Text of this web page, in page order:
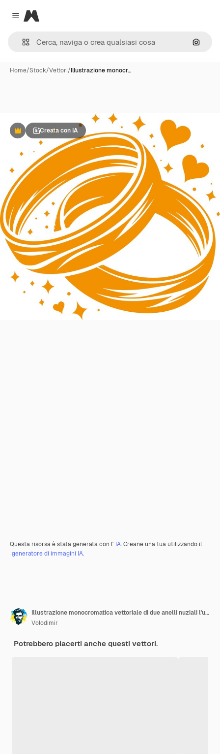
Close menu
Magnific
Cerca
Home/Stock/Vettori/Illustrazione monocr…
PremiumCreata con IA
Questa risorsa è stata generata con l' IA. Creane una tua utilizzando il
generatore di immagini IA.
Illustrazione monocromatica vettoriale di due anelli nuziali l'uno accanto all'altro su uno sfondo trasparente
Volodimir
Potrebbero piacerti anche questi vettori.